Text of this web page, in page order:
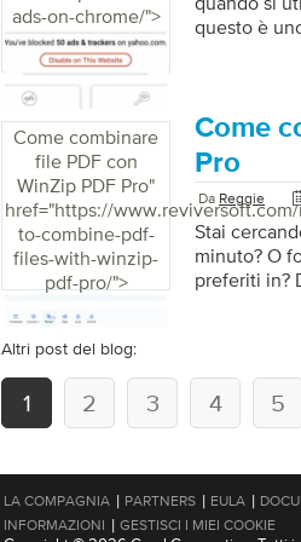
annunci. […]
ads-on-chrome/">
questo è
Quando si
up
Questi
pubblicità
Come combinare
file PDF con
WinZip PDF Pro"
href="https://
to-combine-pdf-
files-with-winzip-
pdf-pro/">
Come
Pro
Da Reggie
Stai
minuto? O
preferiti in?
lavoro
utilizzando
semplici
Altri post del blog:
1 2 3 4 5
LA COMPAGNIA | PARTNERS | EULA |
INFORMAZIONI | GESTISCI I MIEI COOKIE